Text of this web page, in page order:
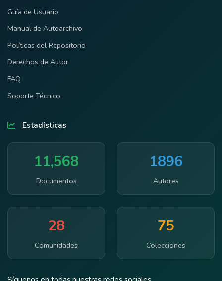
Guía de Usuario
Manual de Autoarchivo
Políticas del Repositorio
Derechos de Autor
FAQ
Soporte Técnico
Estadísticas
11,568
Documentos
1896
Autores
28
Comunidades
75
Colecciones